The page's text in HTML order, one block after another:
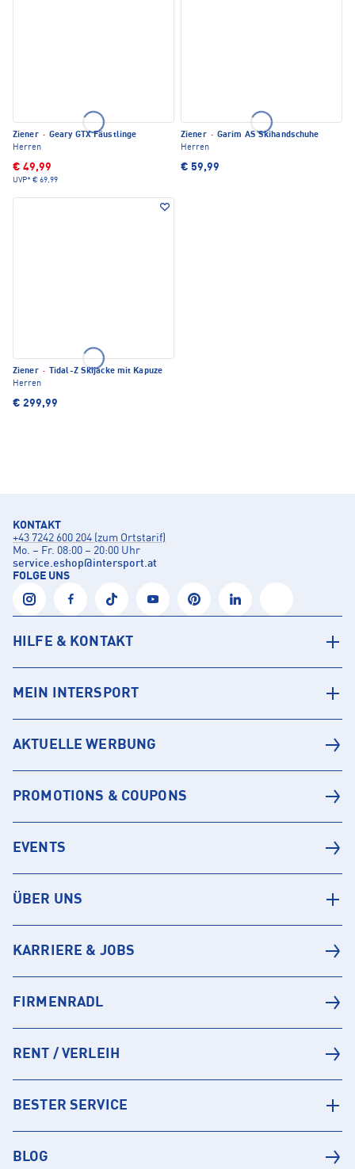
Ziener · Geary GTX Fäustlinge
Herren
€ 49,99
UVP* € 69,99
Ziener · Garim AS Skihandschuhe
Herren
€ 59,99
Ziener ·
Tidal-Z Skijacke mit Kapuze
Herren
€ 299,99
KONTAKT
+43 7242 600 204 (zum Ortstarif)
Mo. – Fr. 08:00 – 20:00 Uhr
service.eshop@intersport.at
FOLGE UNS
HILFE & KONTAKT
MEIN INTERSPORT
AKTUELLE WERBUNG
PROMOTIONS & COUPONS
EVENTS
ÜBER UNS
KARRIERE & JOBS
FIRMENRADL
RENT / VERLEIH
BESTER SERVICE
BLOG